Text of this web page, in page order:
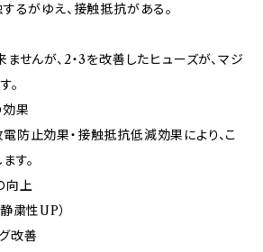
るがゆえ、接触抵抗がある。
せんが、2・3を改善したヒューズが、マジ
。
果
防止効果・接触抵抗低減効果により、こ
す。
向上
粛性UP）
改善